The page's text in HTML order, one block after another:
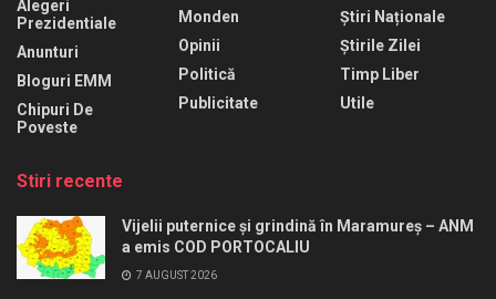
Alegeri
Prezidentiale
Anunturi
Bloguri EMM
Chipuri De
Poveste
Monden
Opinii
Politică
Publicitate
Știri Naționale
Știrile Zilei
Timp Liber
Utile
Stiri recente
Vijelii puternice și grindină în Maramureș – ANM
a emis COD PORTOCALIU
7 AUGUST 2026